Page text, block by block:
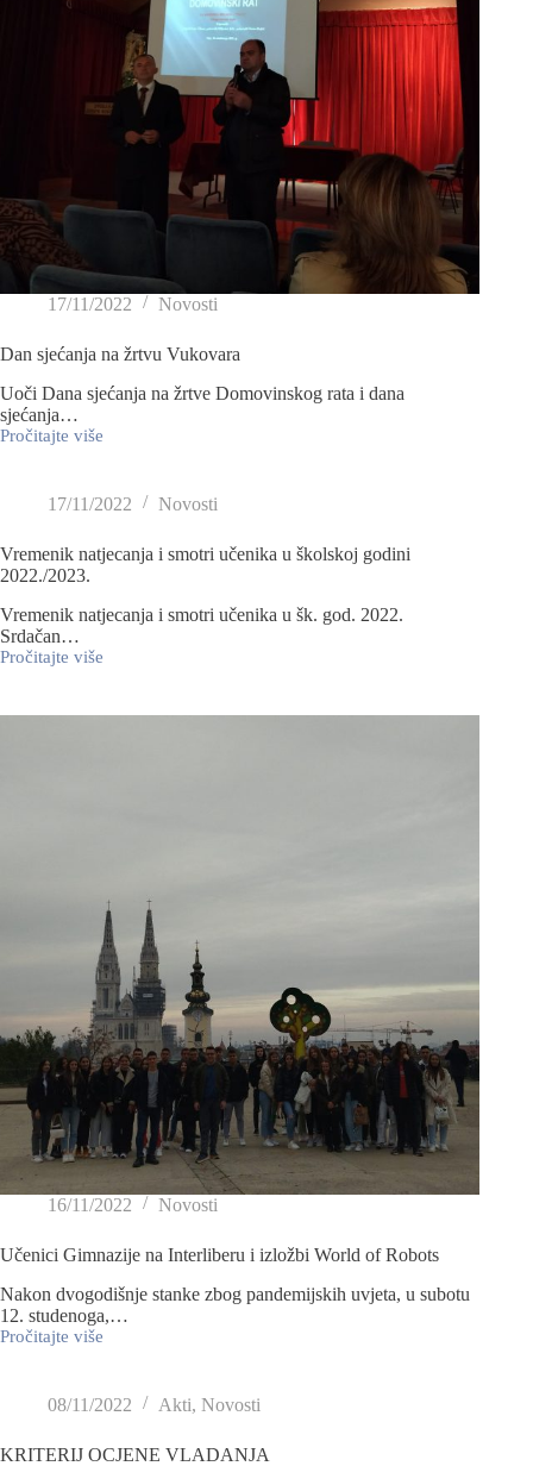
17/11/2022 Novosti
Dan sjećanja na žrtvu Vukovara
Uoči Dana sjećanja na žrtve Domovinskog rata i dana
sjećanja…
Pročitajte više
17/11/2022 Novosti
Vremenik natjecanja i smotri učenika u školskoj godini
2022./2023.
Vremenik natjecanja i smotri učenika u šk. god. 2022.
Srdačan…
Pročitajte više
16/11/2022 Novosti
Učenici Gimnazije na Interliberu i izložbi World of Robots
Nakon dvogodišnje stanke zbog pandemijskih uvjeta, u subotu
12. studenoga,…
Pročitajte više
08/11/2022 Akti, Novosti
KRITERIJ OCJENE VLADANJA